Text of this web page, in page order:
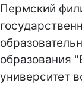
Пермский
образования
университет